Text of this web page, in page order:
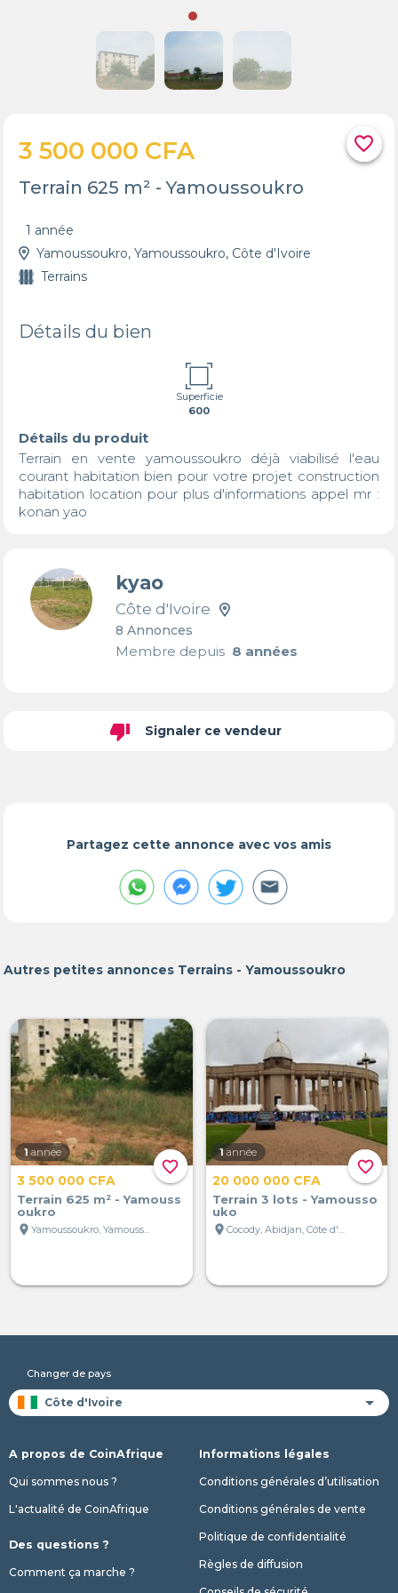
favorite_border
3 500 000 CFA
Terrain 625 m² - Yamoussoukro
1 année
Yamoussoukro, Yamoussoukro, Côte d'Ivoire
Terrains
Détails du bien
Superficie
600
Détails du produit
Terrain en vente yamoussoukro déjà viabilisé l'eau
courant habitation bien pour votre projet construction
habitation location pour plus d'informations appel mr :
konan yao
kyao
Côte d'Ivoire
8 Annonces
Membre depuis8 années
thumb_down Signaler ce vendeur
Partagez cette annonce avec vos amis
Autres petites annonces Terrains - Yamoussoukro
favorite_border
1 année
3 500 000 CFA
Terrain 625 m² - Yamouss
oukro
location_on
Yamoussoukro, Yamoussoukro, Côte d'Ivoire
favorite_border
1 année
20 000 000 CFA
Terrain 3 lots - Yamousso
uko
location_on
Changer de pays
A propos de CoinAfrique
Qui sommes nous ?
L'actualité de CoinAfrique
Des questions ?
Comment ça marche ?
Informations légales
Conditions générales d’utilisation
Conditions générales de vente
Politique de confidentialité
Règles de diffusion